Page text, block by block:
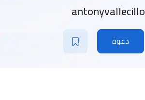
antonyvallecillo
دعوة